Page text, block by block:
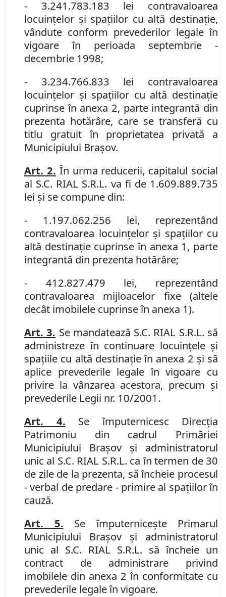
- 3.241.783.183 lei contravaloarea
locuinţelor şi spaţiilor cu altă destinaţie,
vândute conform prevederilor legale în
vigoare în perioada septembrie -
decembrie 1998;
- 3.234.766.833 lei contravaloarea
locuinţelor şi spaţiilor cu altă destinaţie
cuprinse în anexa 2, parte integrantă din
prezenta hotărâre, care se transferă cu
titlu gratuit în proprietatea privată a
Municipiului Braşov.
Art. 2. În urma reducerii, capitalul social
al S.C. RIAL S.R.L. va fi de 1.609.889.735
lei şi se compune din:
- 1.197.062.256 lei, reprezentând
contravaloarea locuinţelor şi spaţiilor cu
altă destinaţie cuprinse în anexa 1, parte
integrantă din prezenta hotărâre;
- 412.827.479 lei, reprezentând
contravaloarea mijloacelor fixe (altele
decât imobilele cuprinse în anexa 1).
Art. 3. Se mandatează S.C. RIAL S.R.L. să
administreze în continuare locuinţele şi
spaţiile cu altă destinaţie în anexa 2 şi să
aplice prevederile legale în vigoare cu
privire la vânzarea acestora, precum şi
prevederile Legii nr. 10/2001.
Art. 4. Se împuternicesc Direcţia
Patrimoniu din cadrul Primăriei
Municipiului Braşov şi administratorul
unic al S.C. RIAL S.R.L. ca în termen de 30
de zile de la prezenta, să încheie procesul
- verbal de predare - primire al spaţiilor în
cauză.
Art. 5. Se împuterniceşte Primarul
Municipiului Braşov şi administratorul
unic al S.C. RIAL S.R.L. să încheie un
contract de administrare privind
imobilele din anexa 2 în conformitate cu
prevederile legale în vigoare.